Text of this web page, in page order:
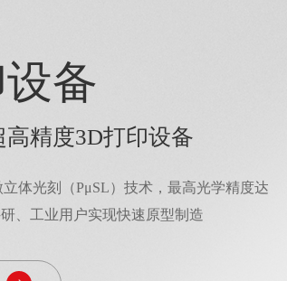
务
小批量化加工服务
各类复杂精密结构件加工服务，覆盖精密电
微流控、微机械等领域